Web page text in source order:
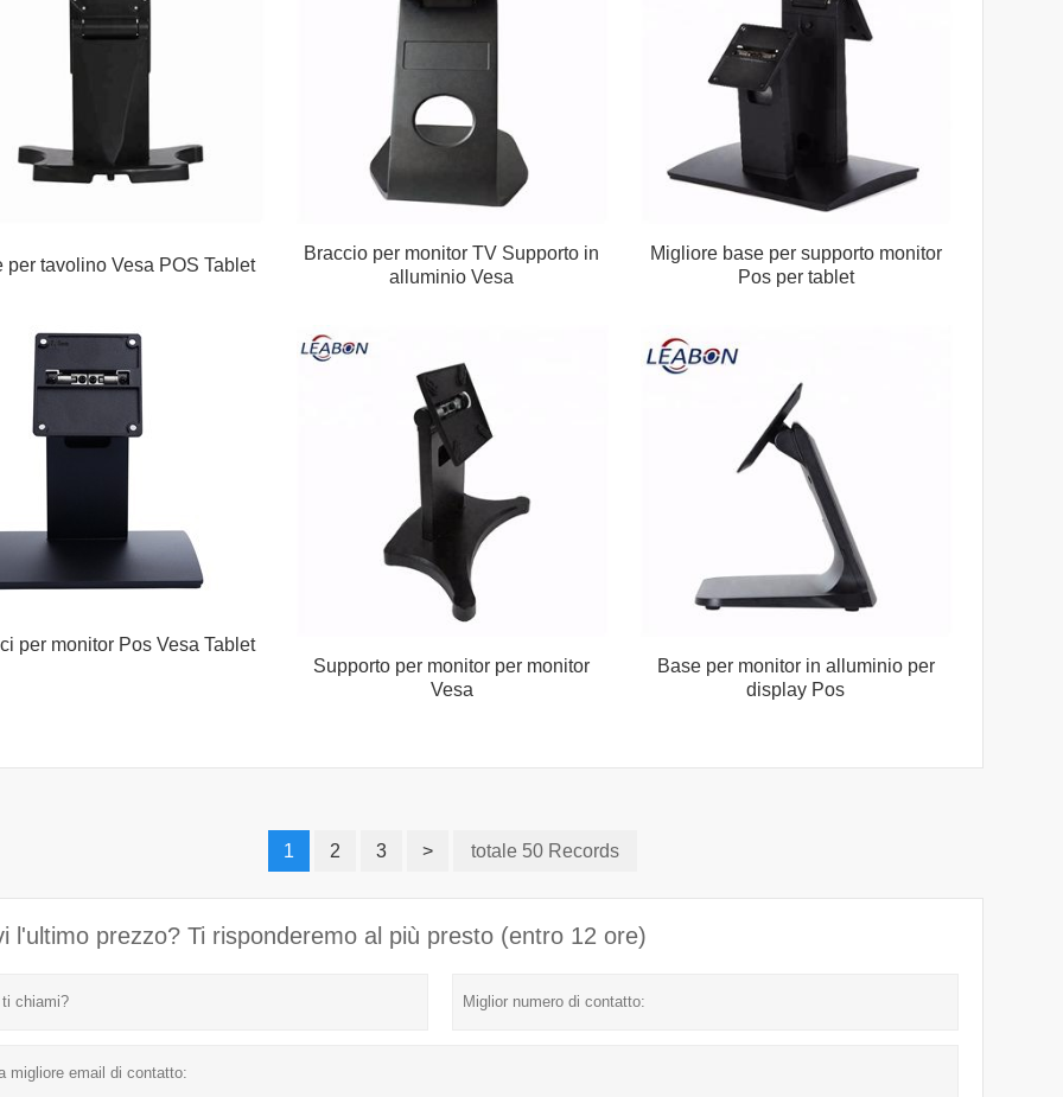
per tavolino Vesa POS Tablet
Braccio per monitor TV Supporto in
alluminio Vesa
Migliore base per supporto monitor
Pos per tablet
per monitor Pos Vesa Tablet
Supporto per monitor per monitor
Vesa
Base per monitor in alluminio per
display Pos
1 2 3 > totale 50 Records
l'ultimo prezzo? Ti risponderemo al più presto (entro 12 ore)